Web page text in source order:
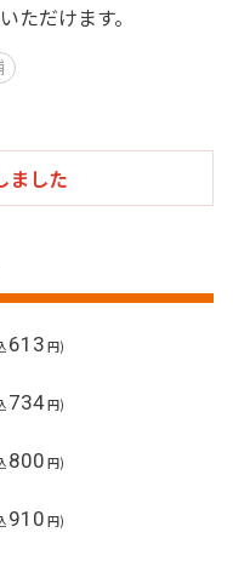
ただけます。
ました
613 円)
734円)
800 円)
910 円)